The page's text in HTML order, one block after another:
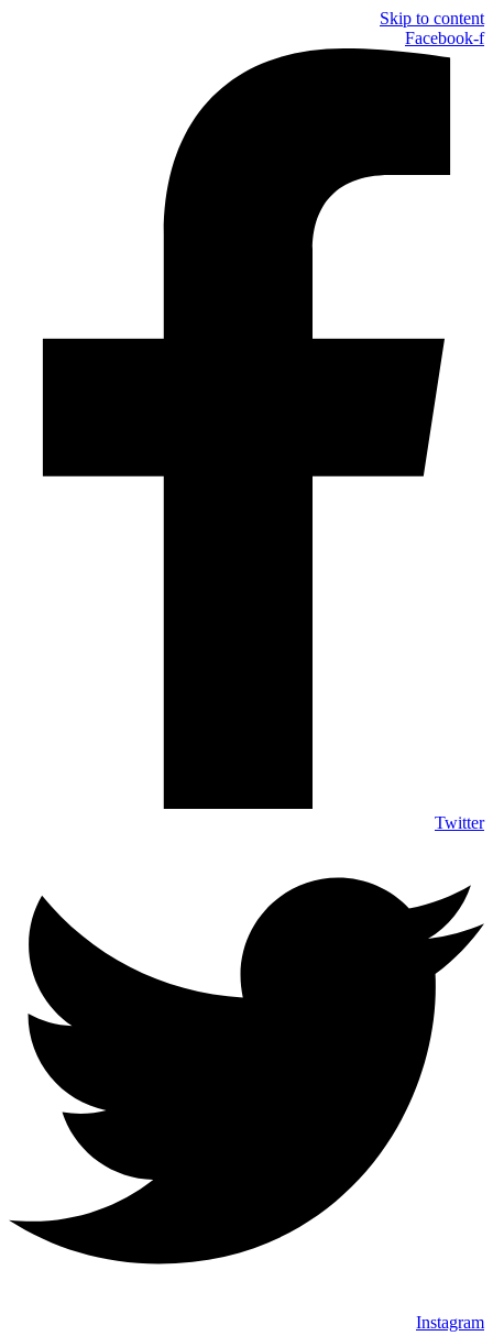
Skip to content
Facebook-f
Twitter
Instagram